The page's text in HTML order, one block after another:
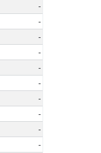
-
-
-
-
-
-
-
-
-
-